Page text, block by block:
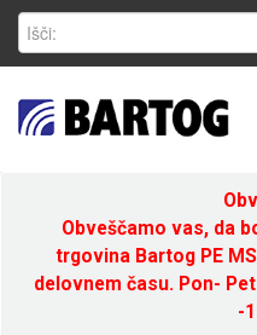
Obveščamo vas, da
trgovina Bartog PE
delovnem času. Pon-
-